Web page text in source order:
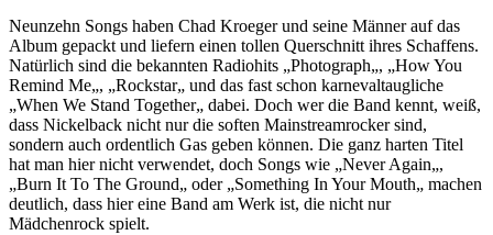
Neunzehn Songs haben Chad Kroeger und seine Männer auf das
Album gepackt und liefern einen tollen Querschnitt ihres Schaffens.
Natürlich sind die bekannten Radiohits „Photograph„, „How You
Remind Me„, „Rockstar„ und das fast schon karnevaltaugliche
„When We Stand Together„ dabei. Doch wer die Band kennt, weiß,
dass Nickelback nicht nur die soften Mainstreamrocker sind,
sondern auch ordentlich Gas geben können. Die ganz harten Titel
hat man hier nicht verwendet, doch Songs wie „Never Again„,
„Burn It To The Ground„ oder „Something In Your Mouth„ machen
deutlich, dass hier eine Band am Werk ist, die nicht nur
Mädchenrock spielt.